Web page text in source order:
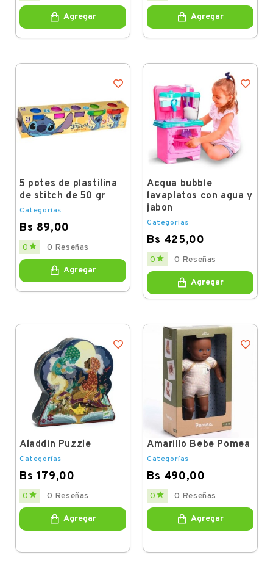
Agregar Agregar
5 potes de plastilina
de stitch de 50 gr
Categorías
Bs 89,00
Price
0  0 Reseñas
Agregar
Acqua bubble
lavaplatos con agua y
jabon
Categorías
Bs 425,00
Price
0  0 Reseñas
Agregar
Aladdin Puzzle
Categorías
Bs 179,00
Price
0  0 Reseñas
Agregar
Amarillo Bebe Pomea
Categorías
Bs 490,00
Price
0  0 Reseñas
Agregar